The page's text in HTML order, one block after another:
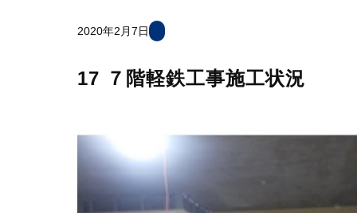
2020年2月7日
17 ７階軽鉄工事施工状況